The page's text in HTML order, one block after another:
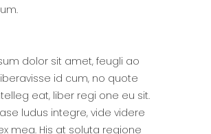
dolor sit amet, feugli ao
id cum, no quote
eat, liber regi one eu sit.
ludus integre, vide videre
mea. His at soluta regione